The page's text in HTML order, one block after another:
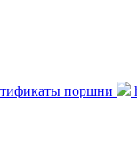
поршни